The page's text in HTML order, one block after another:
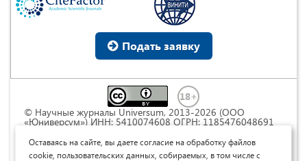
Подать заявку
© Научные журналы Universum, 2013-2026 (ООО
«Юниверсум») ИНН: 5410074608 ОГРН: 1185476048691
Commons « Attribution» («Атрибуция») 4.0
Непортированная
Оставаясь на сайте, вы даете согласие на обработку файлов
cookie, пользовательских данных, собираемых, в том числе с